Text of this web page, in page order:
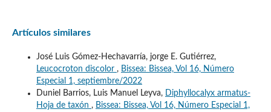
Artículos similares
José Luis Gómez-Hechavarría, jorge E. Gutiérrez,
Leucocroton discolor , Bissea: Bissea, Vol 16, Número
Especial 1, septiembre/2022
Duniel Barrios, Luis Manuel Leyva,
Diphyllocalyx armatus-
Hoja de taxón , Bissea: Bissea, Vol 16, Número Especial 1,